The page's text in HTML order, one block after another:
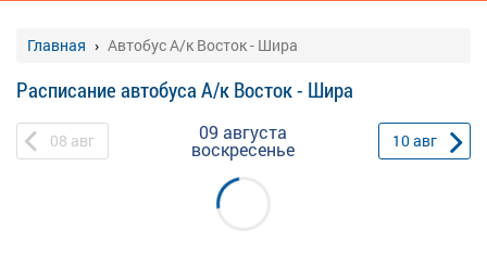
Главная Автобус А/к Восток - Шира
Расписание автобуса А/к Восток - Шира
08 авг 09 августа
воскресенье 10авг